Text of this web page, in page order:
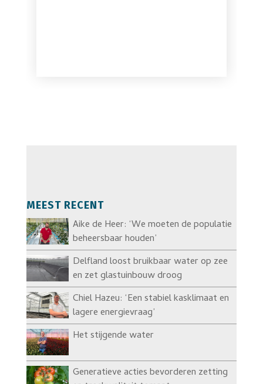
MEEST RECENT
Aike de Heer: ‘We moeten de populatie
beheersbaar houden’
Delfland loost bruikbaar water op zee
en zet glastuinbouw droog
Chiel Hazeu: ‘Een stabiel kasklimaat en
lagere energievraag’
Het stijgende water
Generatieve acties bevorderen zetting